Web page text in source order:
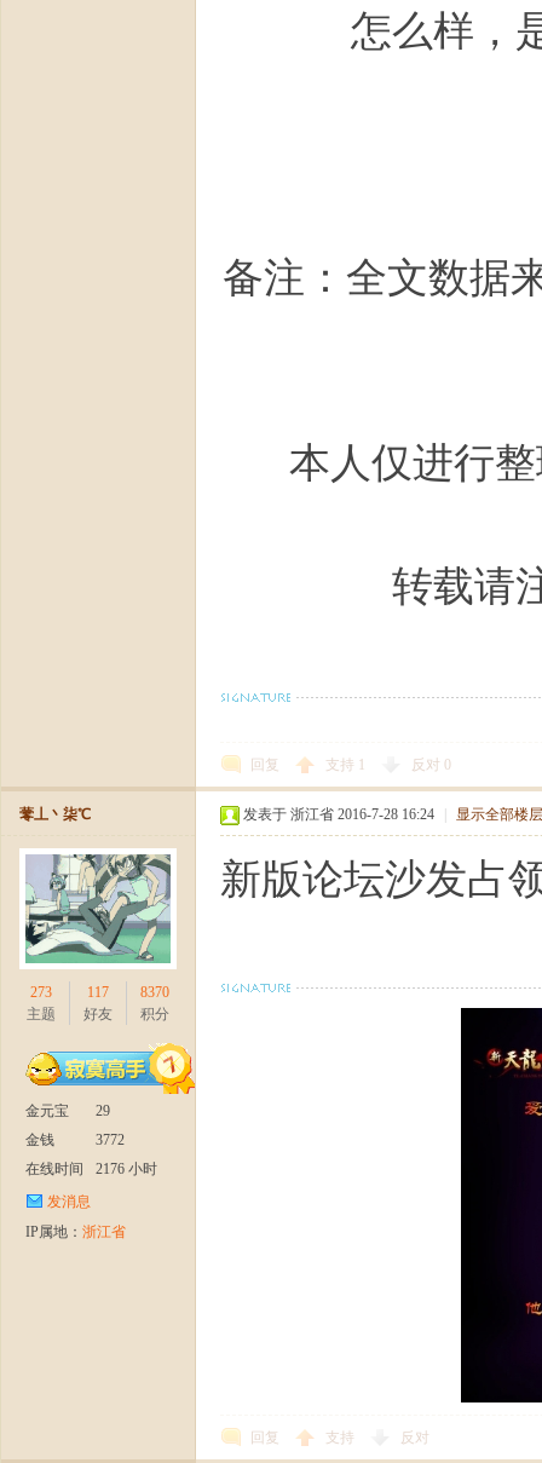
怎么样，
备注：全文数
本人仅进行
转载请
回复 支持 1 反对 0
蕶丄丶柒℃
273
主题
117
好友
8370
积分
金元宝
29
金钱
3772
在线时间
2176 小时
发消息
IP属地： 浙江省
发表于 浙江省 2016-7-28 16:24 显示全部楼层
新版论坛沙发占
回复 支持 反对